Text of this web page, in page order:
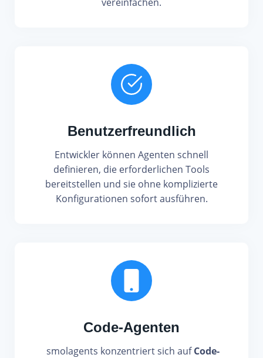
Benutzerfreundlich
Entwickler können Agenten schnell
definieren, die erforderlichen Tools
bereitstellen und sie ohne komplizierte
Konfigurationen sofort ausführen.
Code-Agenten
smolagents konzentriert sich aufCode-